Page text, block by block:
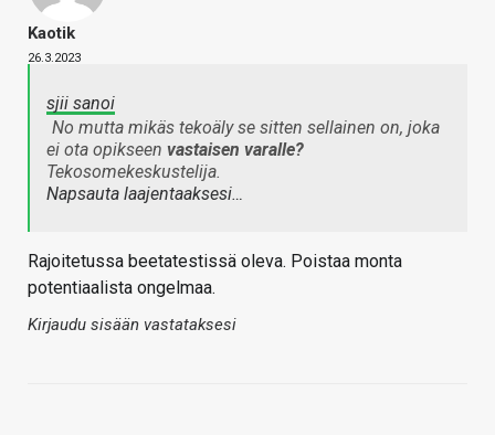
Kaotik
26.3.2023
sjii sanoi
No mutta mikäs tekoäly se sitten sellainen on, joka
ei ota opikseen vastaisen varalle?
Tekosomekeskustelija.
Napsauta laajentaaksesi…
Rajoitetussa beetatestissä oleva. Poistaa monta
potentiaalista ongelmaa.
Kirjaudu sisään vastataksesi